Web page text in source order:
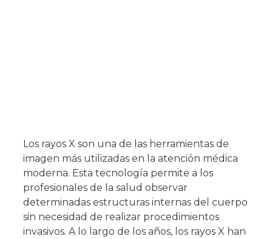
Los rayos X son una de las herramientas de
imagen más utilizadas en la atención médica
moderna. Esta tecnología permite a los
profesionales de la salud observar
determinadas estructuras internas del cuerpo
sin necesidad de realizar procedimientos
invasivos. A lo largo de los años, los rayos X han